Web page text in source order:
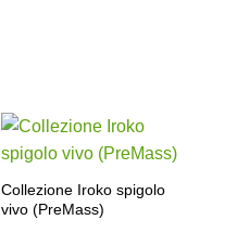
Collezione Iroko spigolo
vivo (PreMass)